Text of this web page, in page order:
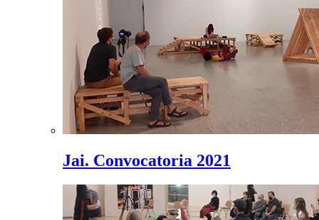
Jai. Convocatoria 2021